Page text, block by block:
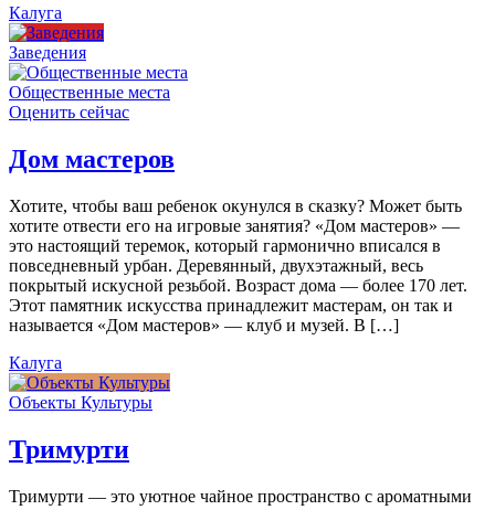
Калуга
Заведения
Общественные места
Оценить сейчас
Дом мастеров
Хотите, чтобы ваш ребенок окунулся в сказку? Может быть
хотите отвести его на игровые занятия? «Дом мастеров» —
это настоящий теремок, который гармонично вписался в
повседневный урбан. Деревянный, двухэтажный, весь
покрытый искусной резьбой. Возраст дома — более 170 лет.
Этот памятник искусства принадлежит мастерам, он так и
называется «Дом мастеров» — клуб и музей. В […]
Калуга
Объекты Культуры
Тримурти
Тримурти — это уютное чайное пространство с ароматными